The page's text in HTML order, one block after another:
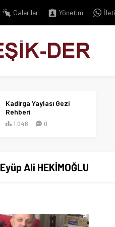
Galeriler Yönetim
Kadirga Yaylası Gezi
Rehberi
1.046 0
Eyüp Ali HEKİMOĞLU